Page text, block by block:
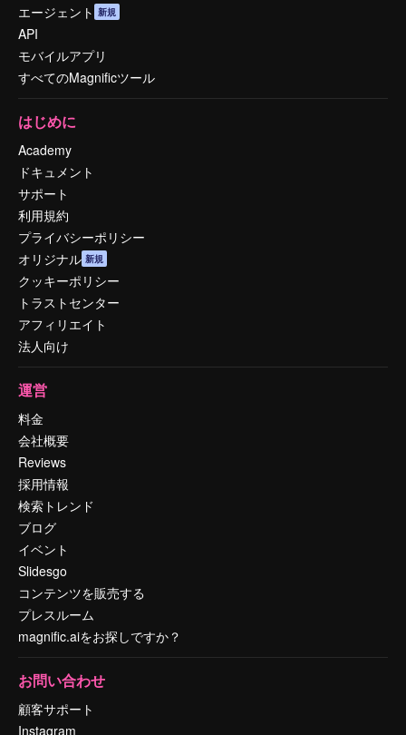
エージェント 新規
API
モバイルアプリ
すべてのMagnificツール
はじめに
Academy
ドキュメント
サポート
利用規約
プライバシーポリシー
オリジナル 新規
クッキーポリシー
トラストセンター
アフィリエイト
法人向け
運営
料金
会社概要
Reviews
採用情報
検索トレンド
ブログ
イベント
Slidesgo
コンテンツを販売する
プレスルーム
magnific.aiをお探しですか？
お問い合わせ
顧客サポート
Instagram